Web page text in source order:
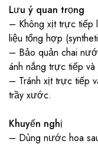
Lưu ý quan trọng
– Không xịt trực tiếp
liệu tổng hợp
– Bảo quản chai
ánh nắng trực tiếp và
– Tránh xịt trực tiếp
trầy xước.
Khuyến nghị
– Dùng nước hoa